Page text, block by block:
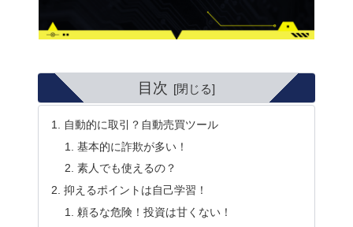
目次
自動的に取引？自動売買ツール
基本的に詐欺が多い！
素人でも使えるの？
抑えるポイントは自己学習！
頼るな危険！投資は甘くない！